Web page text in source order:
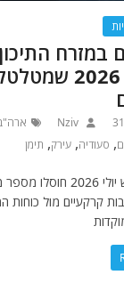
במזרח
של יולי
Nziv
, סעודיה, עירק, תימן
במהלך חודש יולי
קרקעיים מול כוחות